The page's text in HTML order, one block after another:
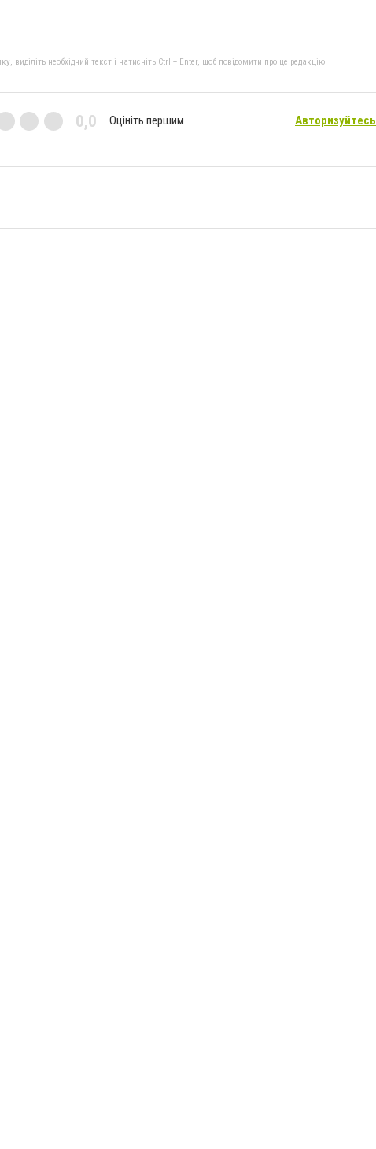
виділіть необхідний текст і натисніть Ctrl + Enter, щоб повідомити про це редакцію
0,0 Оцініть першим Авторизуйтесь